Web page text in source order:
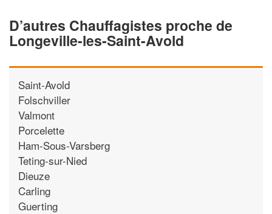
D’autres Chauffagistes proche de
Longeville-les-Saint-Avold
Saint-Avold
Folschviller
Valmont
Porcelette
Ham-Sous-Varsberg
Teting-sur-Nied
Dieuze
Carling
Guerting